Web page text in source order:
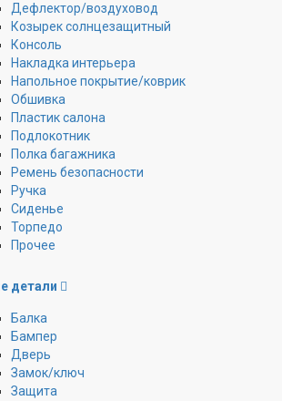
Дефлектор/воздуховод
Козырек солнцезащитный
Консоль
Накладка интерьера
Напольное покрытие/коврик
Обшивка
Пластик салона
Подлокотник
Полка багажника
Ремень безопасности
Ручка
Сиденье
Торпедо
Прочее
детали
Балка
Бампер
Дверь
Замок/ключ
Защита